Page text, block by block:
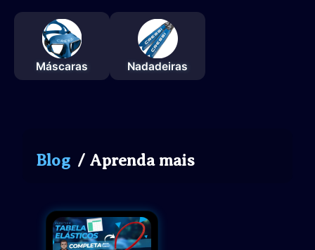
Máscaras Nadadeiras
Blog / Aprenda mais